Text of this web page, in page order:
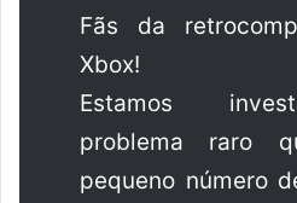
Fãs da
Xbox!
Estamos
problema raro
pequeno número